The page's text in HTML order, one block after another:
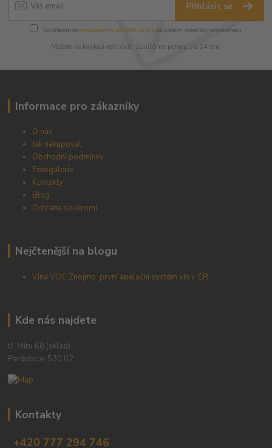
Přihlásit se
Souhlasím se zpracováním osobních údajůza účelem rozesílky newsletteru.
Můžete se kdykoli odhlásit. Zasíláme jednou za 14 dní.
Informace pro zákazníky
O nás
Jak nakupovat
Obchodní podmínky
Fotogalerie
Kontakty
Blog
Ochrana soukromí
Nejčtenější na blogu
Vína VOC Znojmo: první apelační systém vín v ČR
Kde nás najdete
tř. Míru 68 (sklad)
Pardubice, 530 02
Kontakty
+420 777 294 746